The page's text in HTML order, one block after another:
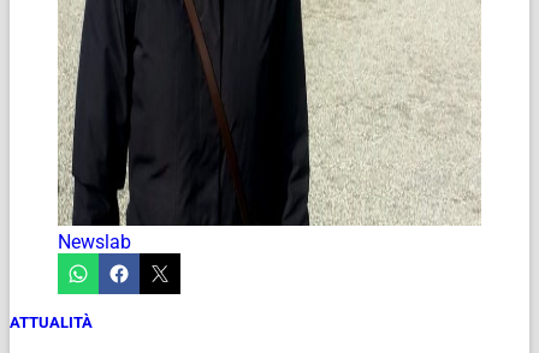
Newslab
ATTUALITÀ